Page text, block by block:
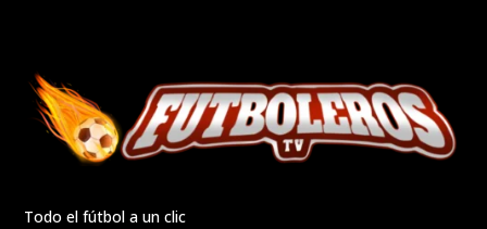
Todo el fútbol a un clic